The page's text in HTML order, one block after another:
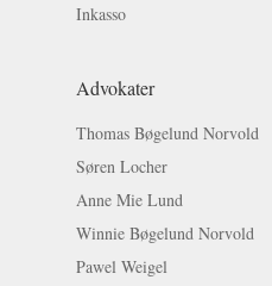
Inkasso
Advokater
Thomas Bøgelund Norvold
Søren Locher
Anne Mie Lund
Winnie Bøgelund Norvold
Pawel Weigel